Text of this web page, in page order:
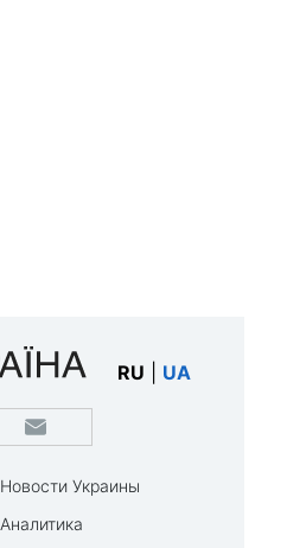
RU UA
Новости Украины
Аналитика